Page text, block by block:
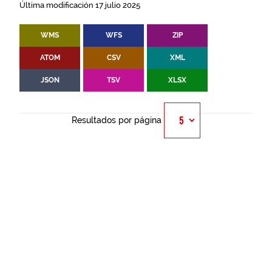
Última modificación 17 julio 2025
WMS WFS ZIP
ATOM CSV XML
JSON TSV XLSX
Resultados por página